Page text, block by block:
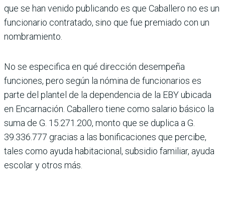
que se han venido publicando es que Caballero no es un
funcionario contratado, sino que fue premiado con un
nombramiento.
No se especifica en qué dirección desempeña
funciones, pero según la nómina de funcionarios es
parte del plantel de la dependencia de la EBY ubicada
en Encarnación. Caballero tiene como salario básico la
suma de G. 15.271.200, monto que se duplica a G.
39.336.777 gracias a las bonificaciones que percibe,
tales como ayuda habitacional, subsidio familiar, ayuda
escolar y otros más.